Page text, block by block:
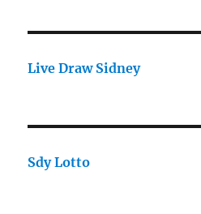
Live Draw Sidney
Sdy Lotto